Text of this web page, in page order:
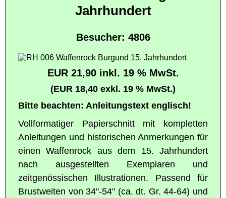
Jahrhundert
Besucher: 4806
EUR 21,90 inkl. 19 % MwSt.
(EUR 18,40 exkl. 19 % MwSt.)
Bitte beachten: Anleitungstext englisch!
Vollformatiger Papierschnitt mit kompletten
Anleitungen und historischen Anmerkungen für
einen Waffenrock aus dem 15. Jahrhundert
nach ausgestellten Exemplaren und
zeitgenössischen Illustrationen. Passend für
Brustweiten von 34"-54" (ca. dt. Gr. 44-64) und